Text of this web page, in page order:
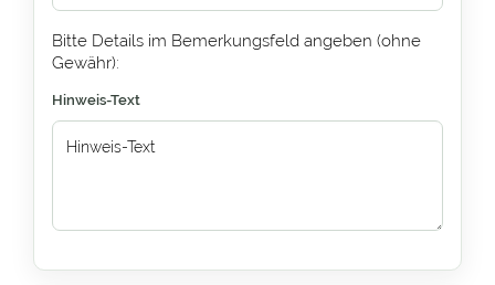
Bitte Details im Bemerkungsfeld angeben (ohne
Gewähr):
Hinweis-Text